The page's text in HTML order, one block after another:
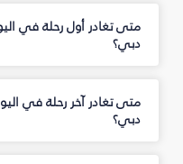
متى تغادر أول رحلة في
دبي؟
متى تغادر آخر رحلة في
دبي؟